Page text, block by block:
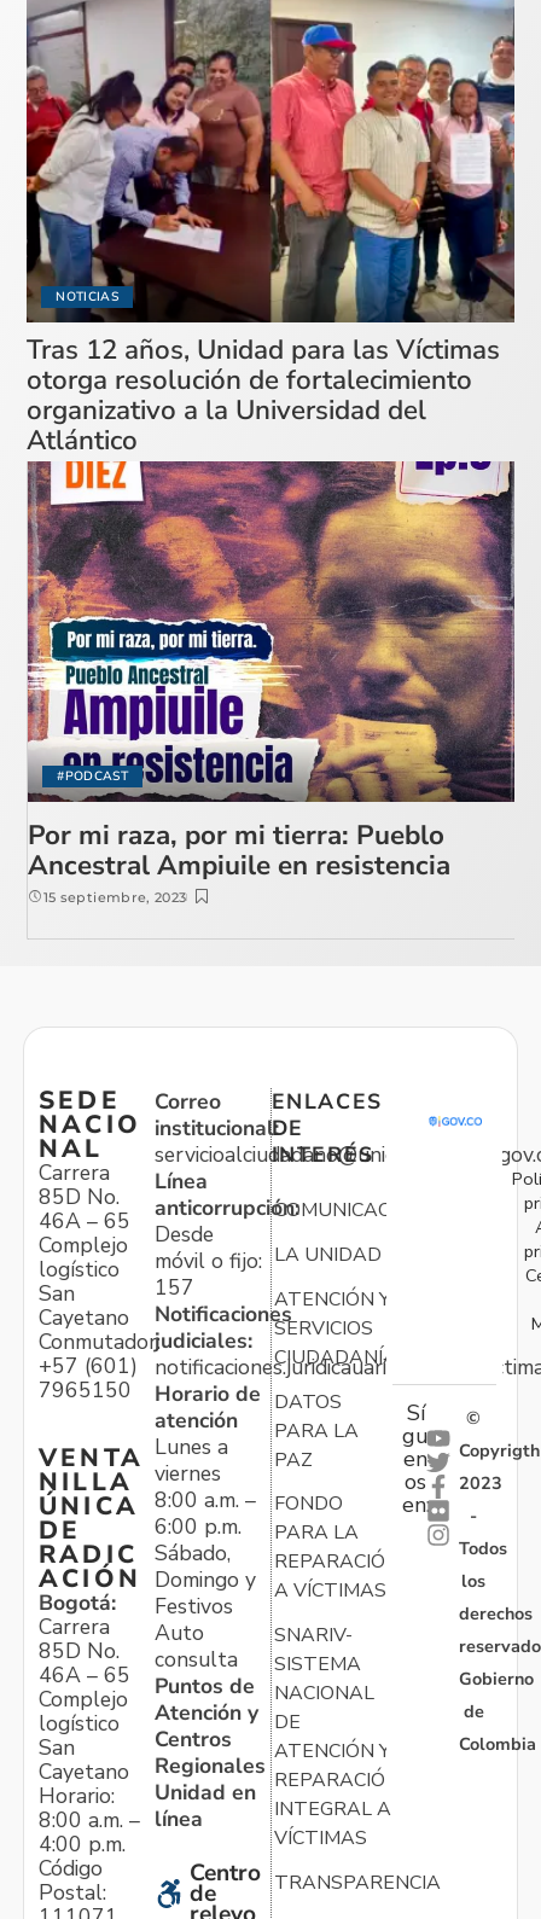
NOTICIAS
Tras 12 años, Unidad para las Víctimas
otorga resolución de fortalecimiento
organizativo a la Universidad del
Atlántico
#PODCAST
Por mi raza, por mi tierra: Pueblo
Ancestral Ampiuile en resistencia
15 septiembre, 2023
SEDE
NACIO
NAL
Carrera
85D No.
46A – 65
Complejo
logístico
San
Cayetano
Conmutador:
+57 (601)
7965150
VENTA
NILLA
ÚNICA
DE
RADIC
ACIÓN
Bogotá:
Carrera
85D No.
46A – 65
Complejo
logístico
San
Cayetano
Horario:
8:00 a.m. –
4:00 p.m.
Código
Postal:
Correo
institucional:
Línea
anticorrupción:
Desde
móvil o fijo:
157
Notificaciones
judiciales:
Horario de
atención
Lunes a
viernes
8:00 a.m. –
6:00 p.m.
Sábado,
Domingo y
Festivos
Auto
consulta
Puntos de
Atención y
Centros
Regionales
Unidad en
línea
Centro
de
ENLACES
DE
INTERÉS
COMUNICACIONES
LA UNIDAD
ATENCIÓN Y
SERVICIOS
CIUDADANÍA
DATOS
PARA LA
PAZ
FONDO
PARA LA
REPARACIÓN
A VÍCTIMAS
SNARIV-
SISTEMA
NACIONAL
DE
ATENCIÓN Y
REPARACIÓN
INTEGRAL A
VÍCTIMAS
TRANSPARENCIA
Sí
gu
en
os
en:
©
Copyrigth
2023
-
Todos
los
derechos
Gobierno
de
Colombia